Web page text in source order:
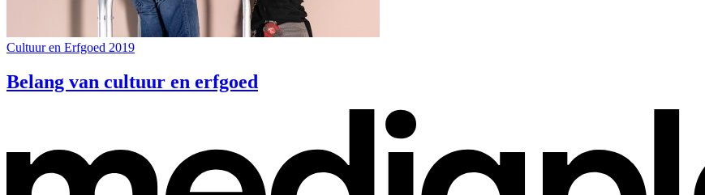
Cultuur en Erfgoed 2019
Belang van cultuur en erfgoed